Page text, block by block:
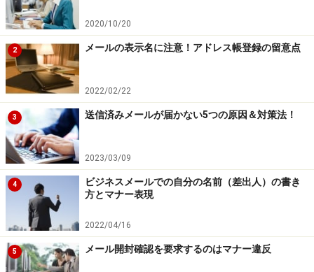
2020/10/20
2 メールの表示名に注意！アドレス帳登録の留意点
2022/02/22
3 送信済みメールが届かない5つの原因＆対策法！
2023/03/09
4
ビジネスメールでの自分の名前（差出人）の書き
方とマナー表現
2022/04/16
5 メール開封確認を要求するのはマナー違反